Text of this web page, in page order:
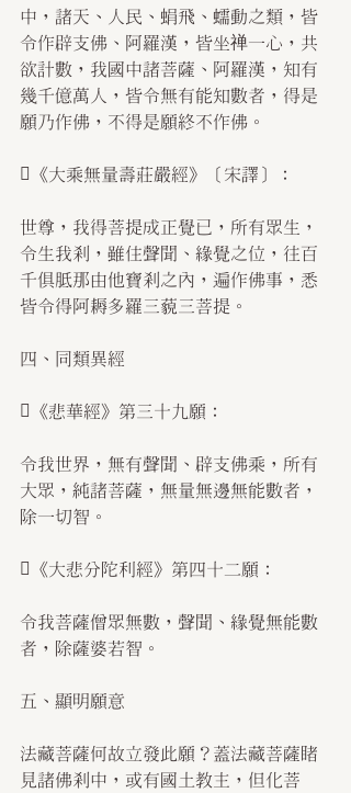
中，諸天、人民、蜎飛、蠕動之類，皆
令作辟支佛、阿羅漢，皆坐禅一心，共
欲計數，我國中諸菩薩、阿羅漢，知有
幾千億萬人，皆令無有能知數者，得是
願乃作佛，不得是願終不作佛。
《大乘無量壽莊嚴經》〔宋譯〕：
世尊，我得菩提成正覺已，所有眾生，
令生我剎，雖住聲聞、緣覺之位，往百
千俱胝那由他寶剎之內，遍作佛事，悉
皆令得阿耨多羅三藐三菩提。
四、同類異經
《悲華經》第三十九願：
令我世界，無有聲聞、辟支佛乘，所有
大眾，純諸菩薩，無量無邊無能數者，
除一切智。
《大悲分陀利經》第四十二願：
令我菩薩僧眾無數，聲聞、緣覺無能數
者，除薩婆若智。
五、顯明願意
法藏菩薩何故立發此願？蓋法藏菩薩睹
見諸佛剎中，或有國土教主，但化菩